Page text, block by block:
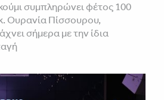
συμπληρώνει φέτος 100
Ουρανία Πίσσουρου,
σήμερα με την ίδια